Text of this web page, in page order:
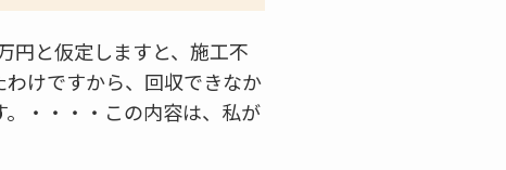
円と仮定しますと、施工不
けですから、回収できなか
・・・・この内容は、私が